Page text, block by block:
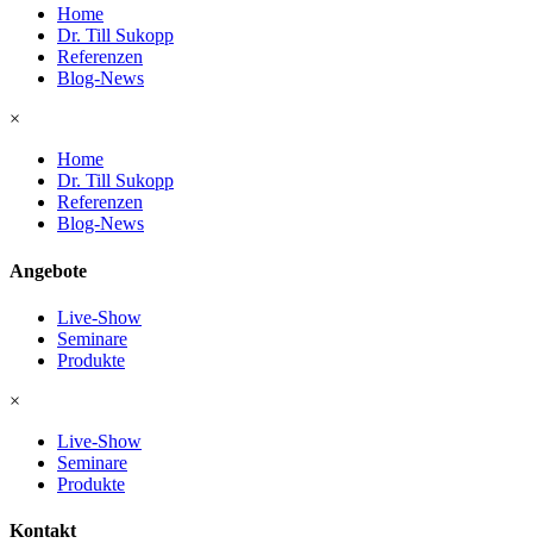
Home
Dr. Till Sukopp
Referenzen
Blog-News
×
Home
Dr. Till Sukopp
Referenzen
Blog-News
Angebote
Live-Show
Seminare
Produkte
×
Live-Show
Seminare
Produkte
Kontakt